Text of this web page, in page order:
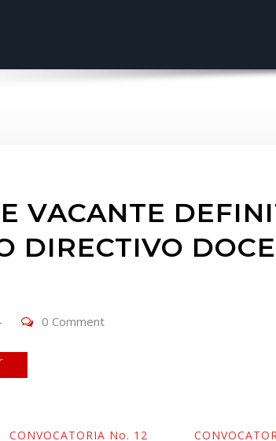
VACANTE
DIRECTIVO
0 Comment
CONVOCATORIA No. 12